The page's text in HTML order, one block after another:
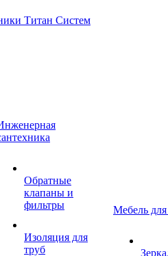
Обратные
клапаны и
фильтры
Изоляция для
труб
Мебель